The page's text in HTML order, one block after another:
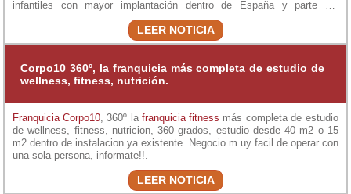
infantiles con mayor implantación dentro de España y parte del
LEER NOTICIA
Corpo10 360º, la franquicia más completa de estudio de
wellness, fitness, nutrición.
Franquicia Corpo10 , 360º la franquicia fitness más completa de estudio
de wellness, fitness, nutricion, 360 grados, estudio desde 40 m2 o 15
m2 dentro de instalacion ya existente. Negocio m uy facil de operar con
una sola persona, informate!!.
LEER NOTICIA